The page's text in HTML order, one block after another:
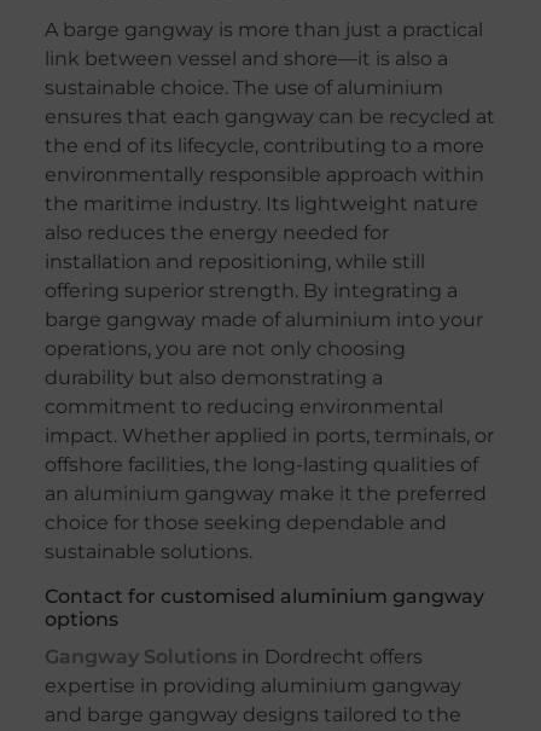
A barge gangway is more than just a practical
link between vessel and shore—it is also a
sustainable choice. The use of aluminium
ensures that each gangway can be recycled at
the end of its lifecycle, contributing to a more
environmentally responsible approach within
the maritime industry. Its lightweight nature
also reduces the energy needed for
installation and repositioning, while still
offering superior strength. By integrating a
barge gangway made of aluminium into your
operations, you are not only choosing
durability but also demonstrating a
commitment to reducing environmental
impact. Whether applied in ports, terminals, or
offshore facilities, the long-lasting qualities of
an aluminium gangway make it the preferred
choice for those seeking dependable and
sustainable solutions.
Contact for customised aluminium gangway
options
Gangway Solutionsin Dordrecht offers
expertise in providing aluminium gangway
and barge gangway designs tailored to the